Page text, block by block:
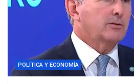
POLÍTICA Y ECONOMÍA